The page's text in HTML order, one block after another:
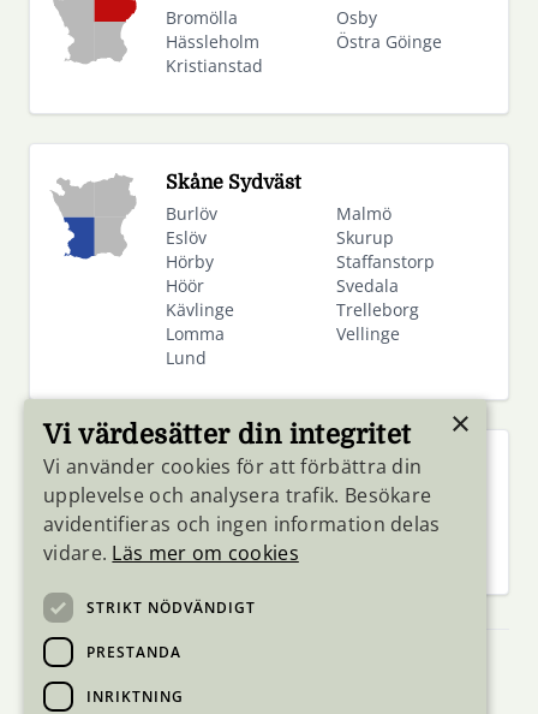
Bromölla
Hässleholm
Kristianstad
Osby
Östra Göinge
Skåne Sydväst
Burlöv
Eslöv
Hörby
Höör
Kävlinge
Lomma
Lund
Malmö
Skurup
Staffanstorp
Svedala
Trelleborg
Vellinge
Skåne Sydost
Simrishamn
Sjöbo
Tomelilla
Ystad
Tillgänglighetsredogörelse
Hantering av personuppgifter
×
Vi värdesätter din integritet
Vi använder cookies för att förbättra din
upplevelse och analysera trafik. Besökare
avidentifieras och ingen information delas
vidare. Läs mer om cookies
STRIKT NÖDVÄNDIGT
PRESTANDA
INRIKTNING